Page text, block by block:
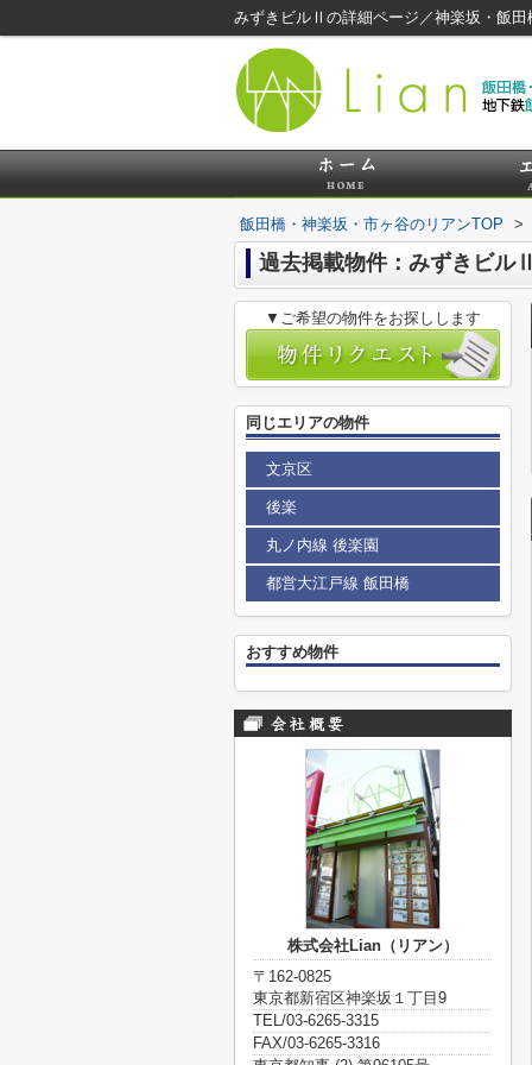
みずきビルⅡの詳細ページ／神楽坂・飯
飯田橋・神楽坂・市ヶ谷のリアンTOP >
過去掲載物件：みずきビルⅡ
▼ご希望の物件をお探しします
同じエリアの物件
文京区
後楽
丸ノ内線 後楽園
都営大江戸線 飯田橋
おすすめ物件
株式会社Lian（リアン）
〒162-0825
東京都新宿区神楽坂１丁目9
TEL/03-6265-3315
FAX/03-6265-3316